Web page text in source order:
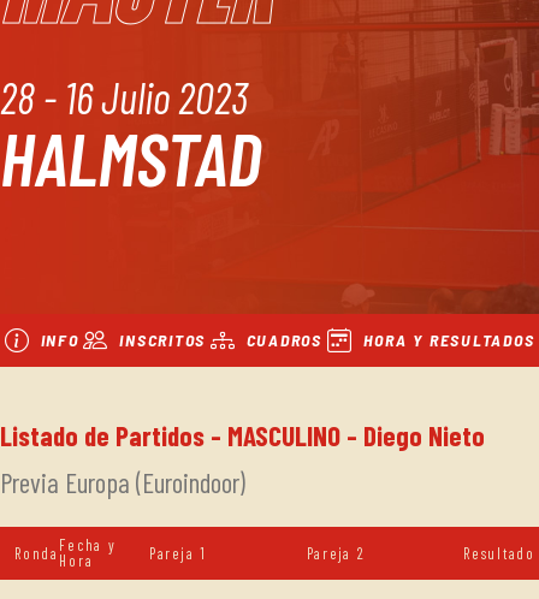
28 - 16 Julio 2023
HALMSTAD
INFO INSCRITOS CUADROS HORA Y RESULTADOS
Listado de Partidos - MASCULINO - Diego Nieto
Previa Europa (Euroindoor)
Ronda Fecha y
Hora
Pareja 1 Pareja 2 Resultado